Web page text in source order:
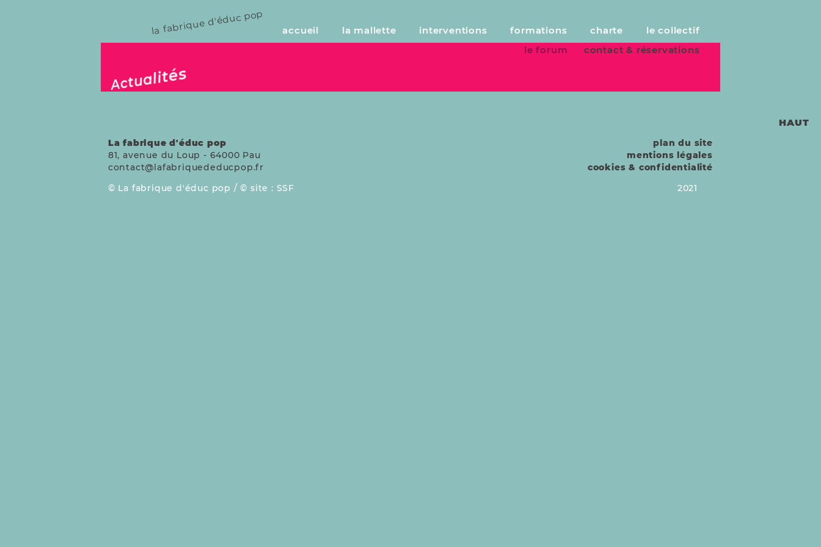
la fabrique d'éduc pop accueil la mallette interventions formations charte
le collectif
le forum
contact & réservations
Actualités
La fabrique d'éduc pop
81, avenue du Loup - 64000 Pau
contact@lafabriquededucpop.fr
plan du site
mentions légales
cookies & confidentialité
La fabrique d'éduc pop /
site : SSF 2021
HAUT